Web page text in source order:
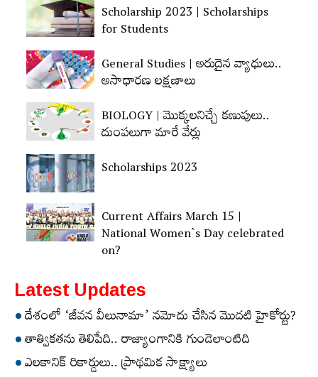
Scholarship 2023 | Scholarships
for Students
General Studies | అరుదైన వ్యాధులు..
అసాధారణ లక్షణాలు
BIOLOGY | మొక్కలనిచ్చే కణుపులు..
దుంపలుగా మారే వేర్లు
Scholarships 2023
Current Affairs March 15 |
National Women`s Day celebrated
on?
Latest Updates
దేశంలో ‘జీవన వీలునామా’ నమోదు చేసిన మొదటి హైకోర్టు?
తాత్వికతను తెలిపేది.. రాజ్యాంగానికి గుండెలాంటిది
ఎలకానిక్‌ రికార్డులు.. ప్రాథమిక సాక్ష్యాలు